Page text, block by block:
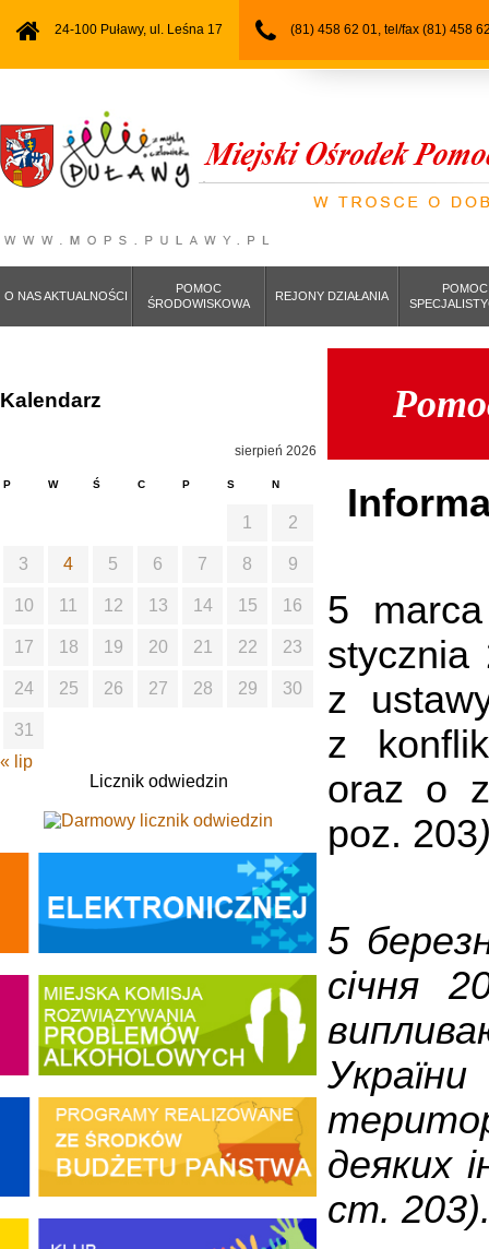
24-100 Puławy, ul. Leśna 17 (81) 458 62 01, tel/fax (81) 458
O NAS AKTUALNOŚCI
POMOC
ŚRODOWISKOWA
REJONY DZIAŁANIA
POMOC
5
stycznia
z
z
oraz o
poz. 203
5
січня
деяких
ст.
Kalendarz
sierpień 2026
P W Ś C P S N
1 2
3 4 5 6 7 8 9
10 11 12 13 14 15 16
17 18 19 20 21 22 23
24 25 26 27 28 29 30
31
« lip
Licznik odwiedzin